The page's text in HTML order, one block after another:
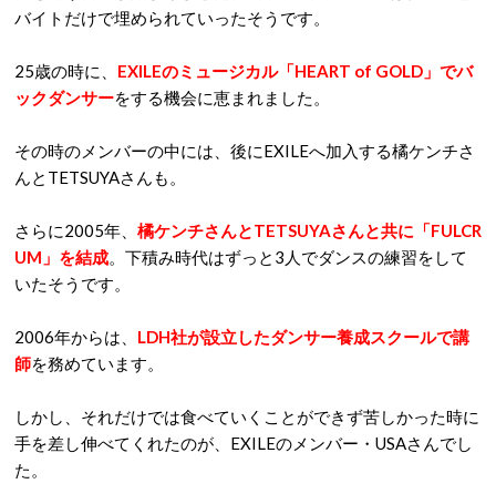
バイトだけで埋められていったそうです。
25歳の時に、 EXILEのミュージカル「HEART of GOLD」でバ
ックダンサーをする機会に恵まれました。
その時のメンバーの中には、後にEXILEへ加入する橘ケンチさ
んとTETSUYAさんも。
さらに2005年、 橘ケンチさんとTETSUYAさんと共に「FULCR
UM」を結成。下積み時代はずっと3人でダンスの練習をして
いたそうです。
2006年からは、 LDH社が設立したダンサー養成スクールで講
師を務めています。
しかし、それだけでは食べていくことができず苦しかった時に
手を差し伸べてくれたのが、EXILEのメンバー・USAさんでし
た。